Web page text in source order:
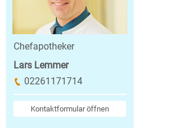
Chefapotheker
Lars Lemmer
02261171714
Kontaktformular öffnen